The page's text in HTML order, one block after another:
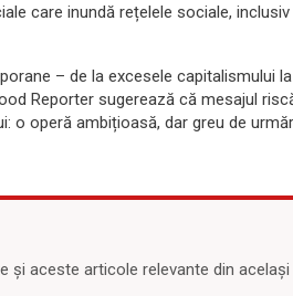
care inundă rețelele sociale,
– de la excesele capitalismului
Reporter sugerează că mesajul
o operă ambițioasă, dar greu de
și aceste articole relevante din